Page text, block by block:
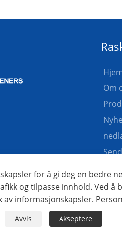
for å gi deg en bedre
og tilpasse innhold. Ved å
av informasjonskapsler.
Avvis Akseptere
Om
Personvernerklæring